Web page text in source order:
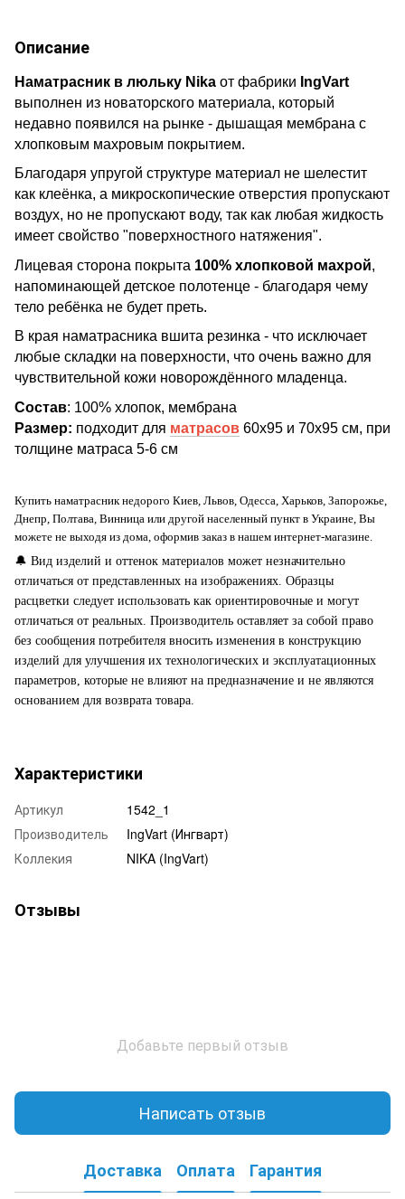
Описание
Наматрасник в люльку Nika от фабрики IngVart
выполнен из новаторского материала, который
недавно появился на рынке - дышащая мембрана с
хлопковым махровым покрытием.
Благодаря упругой структуре материал не шелестит
как клеёнка, а микроскопические отверстия пропускают
воздух, но не пропускают воду, так как любая жидкость
имеет свойство "поверхностного натяжения".
Лицевая сторона покрыта 100% хлопковой махрой,
напоминающей детское полотенце - благодаря чему
тело ребёнка не будет преть.
В края наматрасника вшита резинка - что исключает
любые складки на поверхности, что очень важно для
чувствительной кожи новорождённого младенца.
Состав: 100% хлопок, мембрана
Размер: подходит для матрасов 60х95 и 70х95 см, при
толщине матраса 5-6 см
Купить наматрасник недорого Киев, Львов, Одесса, Харьков, Запорожье,
Днепр, Полтава, Винница или другой населенный пункт в Украине, Вы
можете не выходя из дома, оформив заказ в нашем интернет-магазине.
🔔 Вид изделий и оттенок материалов может незначительно
отличаться от представленных на изображениях. Образцы
расцветки следует использовать как ориентировочные и могут
отличаться от реальных. Производитель оставляет за собой право
без сообщения потребителя вносить изменения в конструкцию
изделий для улучшения их технологических и эксплуатационных
параметров, которые не влияют на предназначение и не являются
основанием для возврата товара.
Характеристики
Артикул
1542_1
Производитель
IngVart (Ингварт)
Коллекия
NIKA (IngVart)
Отзывы
Добавьте первый отзыв
Написать отзыв
Доставка Оплата Гарантия